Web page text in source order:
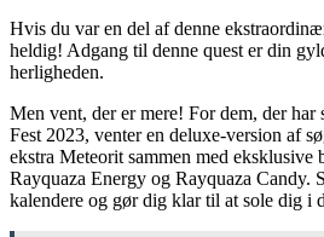
Hvis du var en del af denne
heldig! Adgang til denne quest er din
herligheden.
Men vent, der er mere! For dem, der
Fest 2023, venter en deluxe-version af
ekstra Meteorit sammen med eksklusive
Rayquaza Energy og Rayquaza Candy.
kalendere og gør dig klar til at sole dig i